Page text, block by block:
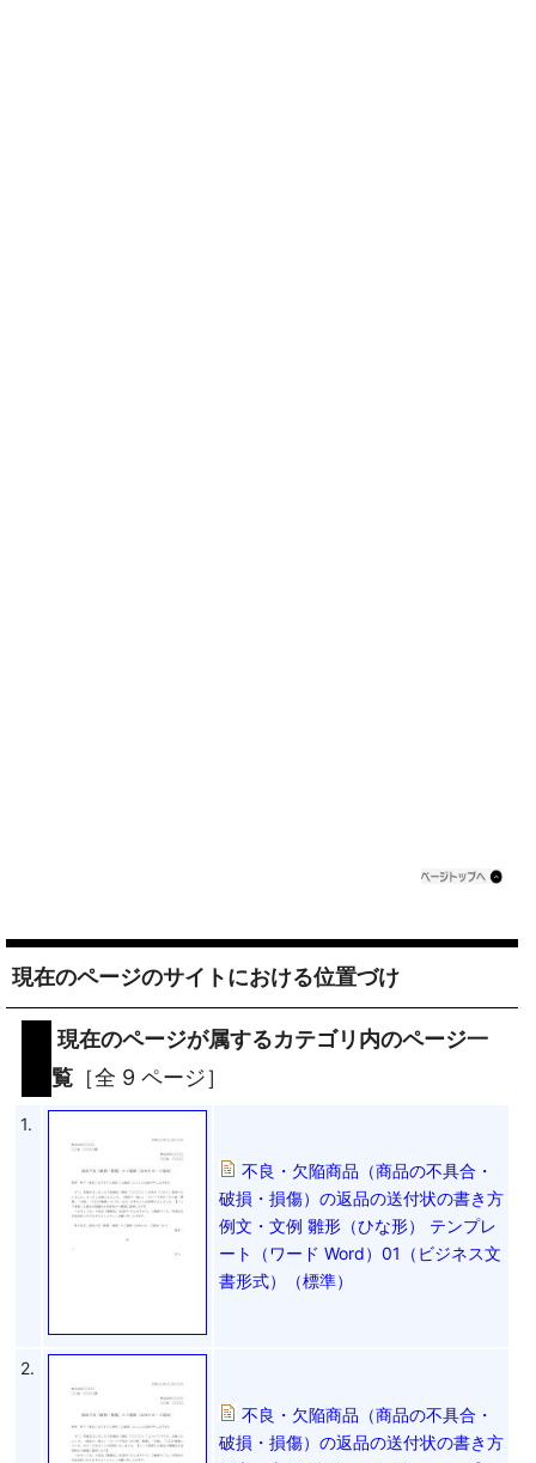
現在のページのサイトにおける位置づけ
現在のページが属するカテゴリ内のページ一
覧 ［全 9 ページ］
1.
不良・欠陥商品（商品の不具合・
破損・損傷）の返品の送付状の書き方
例文・文例 雛形（ひな形） テンプレ
ート（ワード Word）01（ビジネス文
書形式）（標準）
2.
不良・欠陥商品（商品の不具合・
破損・損傷）の返品の送付状の書き方